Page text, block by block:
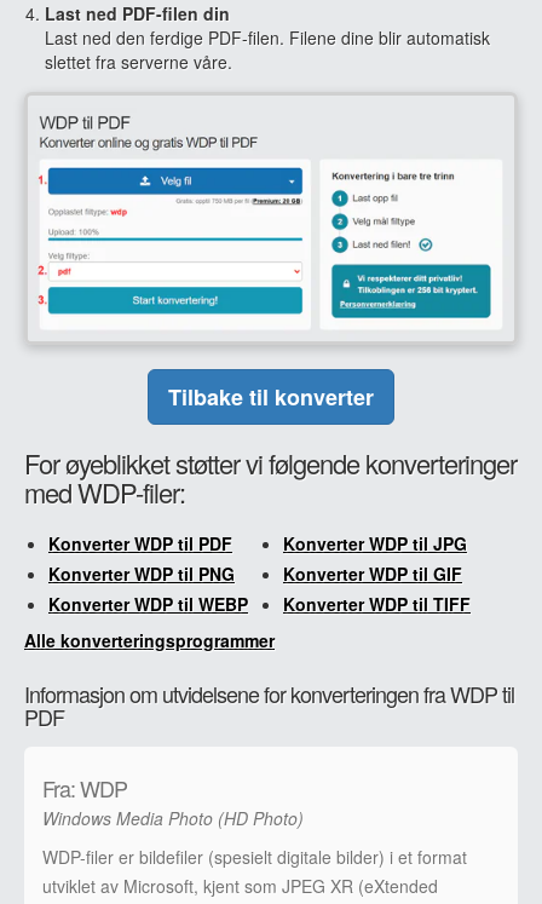
Last ned PDF-filen din
Last ned den ferdige PDF-filen. Filene dine blir automatisk
slettet fra serverne våre.
Tilbake til konverter
For øyeblikket støtter vi følgende konverteringer
med WDP-filer:
Konverter WDP til PDF
Konverter WDP til JPG
Konverter WDP til PNG
Konverter WDP til GIF
Konverter WDP til WEBP
Konverter WDP til TIFF
Alle konverteringsprogrammer
Informasjon om utvidelsene for konverteringen fra WDP til
PDF
Fra: WDP
Windows Media Photo (HD Photo)
WDP-filer er bildefiler (spesielt digitale bilder) i et format
utviklet av Microsoft, kjent som JPEG XR (eXtended